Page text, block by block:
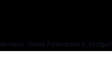
Haus / Große Falterstraße 6, Stuttgart